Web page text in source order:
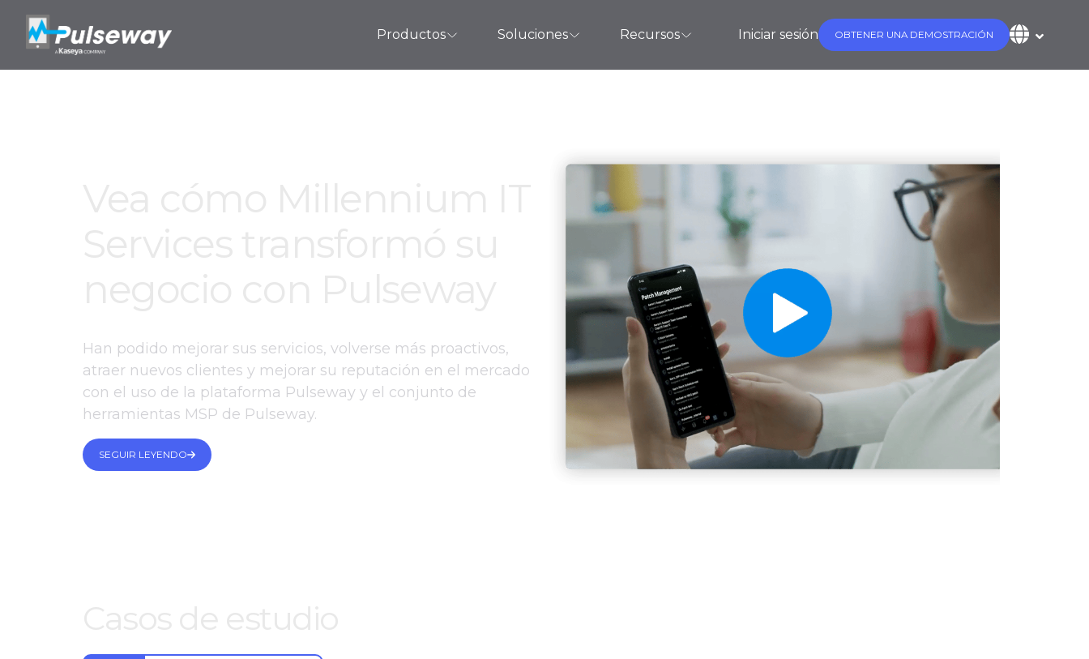
Productos Soluciones Recursos Iniciar sesión OBTENER UNA DEMOSTRACIÓN
Han podido mejorar sus servicios, volverse más proactivos,
atraer nuevos clientes y mejorar su reputación en el mercado
con el uso de la plataforma Pulseway y el conjunto de
herramientas MSP de Pulseway.
SEGUIR LEYENDO